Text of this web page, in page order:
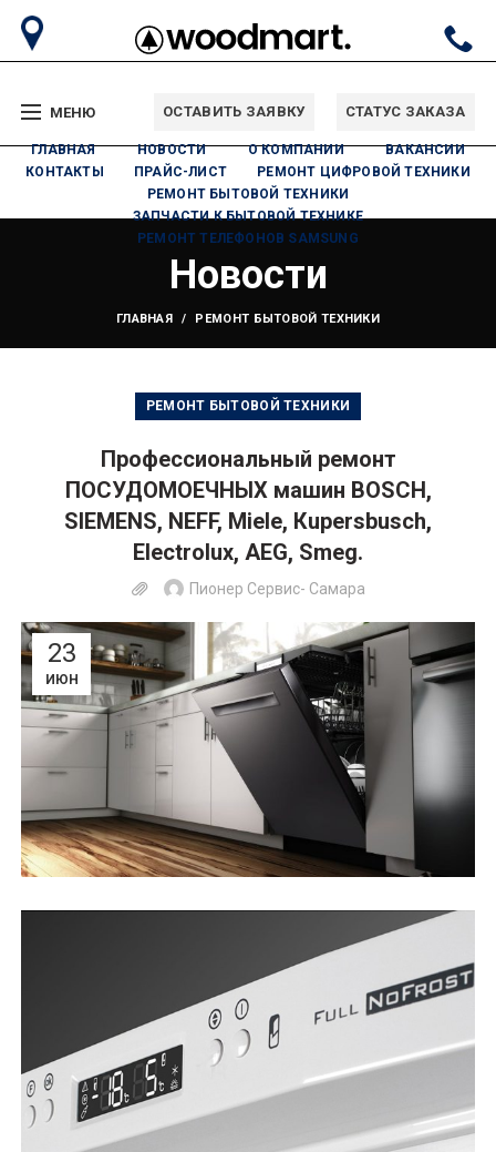
МЕНЮ ОСТАВИТЬ ЗАЯВКУ СТАТУС ЗАКАЗА
ГЛАВНАЯ НОВОСТИ О КОМПАНИИ
ВАКАНСИИ
КОНТАКТЫ
ПРАЙС-ЛИСТ
РЕМОНТ ЦИФРОВОЙ ТЕХНИКИ
РЕМОНТ БЫТОВОЙ ТЕХНИКИ
ЗАПЧАСТИ К БЫТОВОЙ ТЕХНИКЕ
РЕМОНТ ТЕЛЕФОНОВ SAMSUNG
Новости
ГЛАВНАЯ РЕМОНТ БЫТОВОЙ ТЕХНИКИ
РЕМОНТ БЫТОВОЙ ТЕХНИКИ
Прoфeccиональный ремонт
ПОСУДОМОЕЧHЫХ мaшин BOSCH,
SIEМЕNS, NЕFF, Miеlе, Кupеrsbusch,
Electroluх, АEG, Smеg.
Пионер Сервис- Самара
23
ИЮН